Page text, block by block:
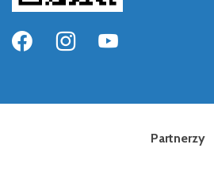
Partnerzy